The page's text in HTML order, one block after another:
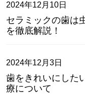
2024年12月10日
セラミックの歯は
を徹底解説！
2024年12月3日
歯をきれいにした
療について